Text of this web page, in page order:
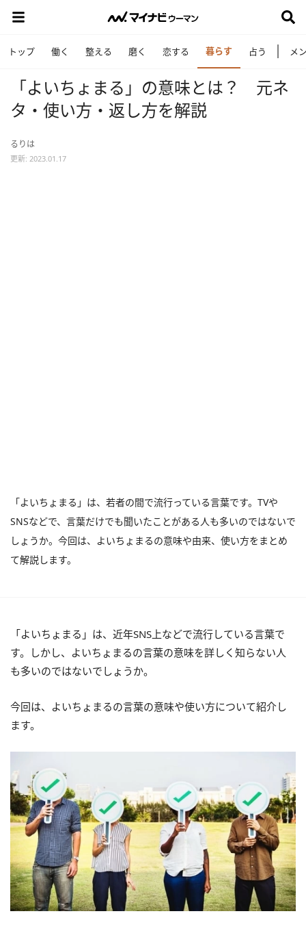
トップ 働く 整える 磨く 恋する 暮らす 占う メ
「よいちょまる」の意味とは？ 元ネ
タ・使い方・返し方を解説
るりは
更新: 2023.01.17
「よいちょまる」は、若者の間で流行っている言葉です。TVや
SNSなどで、言葉だけでも聞いたことがある人も多いのではないで
しょうか。今回は、よいちょまるの意味や由来、使い方をまとめ
て解説します。
「よいちょまる」は、近年SNS上などで流行している言葉で
す。しかし、よいちょまるの言葉の意味を詳しく知らない人
も多いのではないでしょうか。
今回は、よいちょまるの言葉の意味や使い方について紹介し
ます。